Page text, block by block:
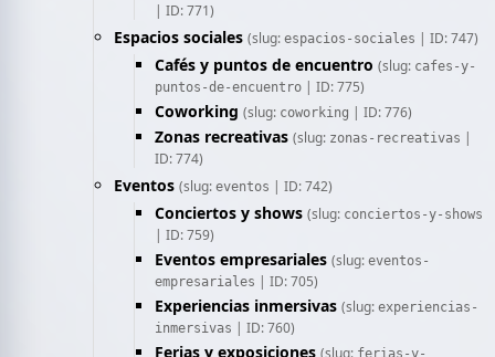
| ID: 771)
Espacios sociales (slug: espacios-sociales | ID: 747)
Cafés y puntos de encuentro (slug: cafes-y-
puntos-de-encuentro | ID: 775)
Coworking (slug: coworking | ID: 776)
Zonas recreativas (slug: zonas-recreativas |
ID: 774)
Eventos (slug: eventos | ID: 742)
Conciertos y shows (slug: conciertos-y-shows
| ID: 759)
Eventos empresariales (slug: eventos-
empresariales | ID: 705)
Experiencias inmersivas (slug: experiencias-
inmersivas | ID: 760)
Ferias y exposiciones (slug: ferias-y-